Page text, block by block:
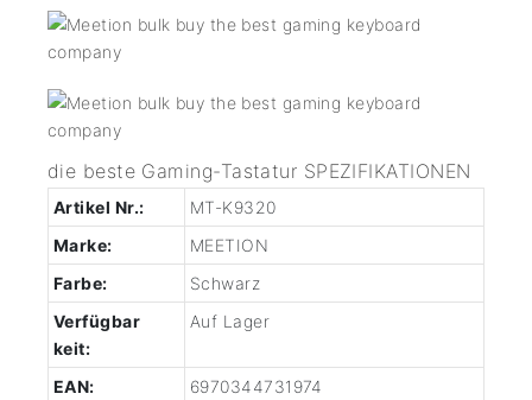
die beste Gaming-Tastatur SPEZIFIKATIONEN
Artikel Nr.:
MT-K9320
Marke:
MEETION
Farbe:
Schwarz
Verfügbar
keit:
Auf Lager
EAN:
6970344731974